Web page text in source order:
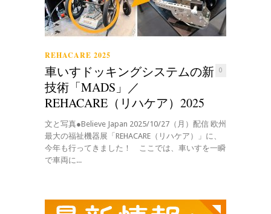
REHACARE 2025
0
車いすドッキングシステムの新
技術「MADS」／
REHACARE（リハケア）2025
文と写真●Believe Japan 2025/10/27（月）配信 欧州
最大の福祉機器展「REHACARE（リハケア）」に、
今年も行ってきました！ ここでは、車いすを一瞬
で車両に...